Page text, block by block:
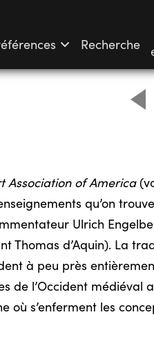
Recherche
Association of America
qu’on
Ulrich
Thomas d’Aquin). La
à peu près
de l’Occident médiéval
où s’enferment les